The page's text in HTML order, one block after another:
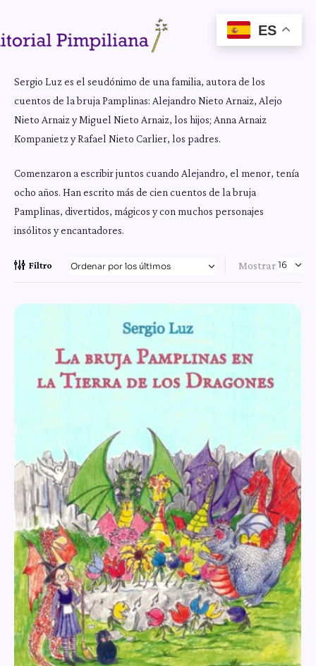
Sergio Luz es el seudónimo de una familia, autora de los
cuentos de la bruja Pamplinas: Alejandro Nieto Arnaiz, Alejo
Nieto Arnaiz y Miguel Nieto Arnaiz, los hijos; Anna Arnaiz
Kompanietz y Rafael Nieto Carlier, los padres.
Comenzaron a escribir juntos cuando Alejandro, el menor, tenía
ocho años. Han escrito más de cien cuentos de la bruja
Pamplinas, divertidos, mágicos y con muchos personajes
insólitos y encantadores.
Filtro Mostrar
ES